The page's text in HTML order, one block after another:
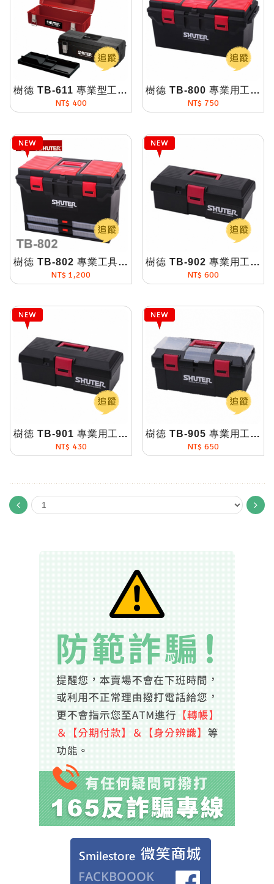
樹德 TB-611 專業型工具箱
NT$ 400
樹德 TB-800 專業用工具箱
NT$ 750
樹德 TB-802 專業工具箱
NT$ 1,200
樹德 TB-902 專業用工具箱
NT$ 600
樹德 TB-901 專業用工具箱
NT$ 430
樹德 TB-905 專業用工具箱
NT$ 650